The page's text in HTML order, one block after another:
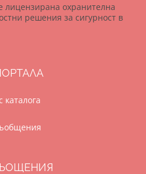
охранителна
решения за сигурност в
каталога